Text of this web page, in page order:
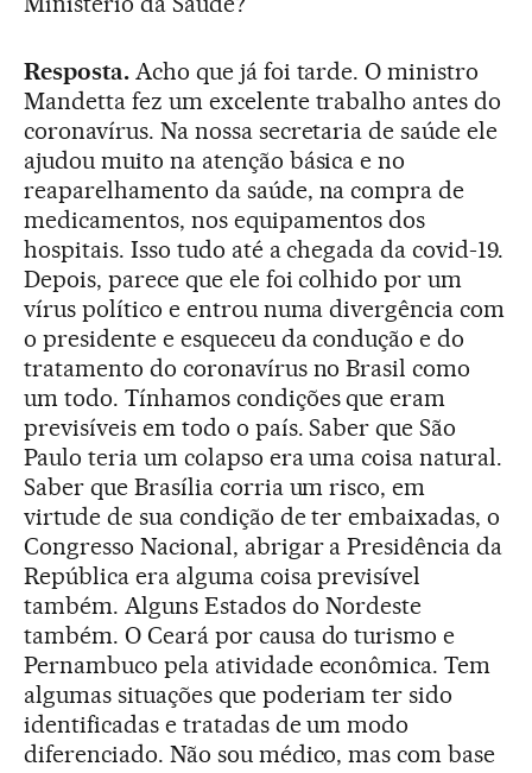
Resposta. Acho que já foi tarde. O ministro
Mandetta fez um excelente trabalho antes do
coronavírus. Na nossa secretaria de saúde ele
ajudou muito na atenção básica e no
reaparelhamento da saúde, na compra de
medicamentos, nos equipamentos dos
hospitais. Isso tudo até a chegada da covid-19.
Depois, parece que ele foi colhido por um
vírus político e entrou numa divergência com
o presidente e esqueceu da condução e do
tratamento do coronavírus no Brasil como
um todo. Tínhamos condições que eram
previsíveis em todo o país. Saber que São
Paulo teria um colapso era uma coisa natural.
Saber que Brasília corria um risco, em
virtude de sua condição de ter embaixadas, o
Congresso Nacional, abrigar a Presidência da
República era alguma coisa previsível
também. Alguns Estados do Nordeste
também. O Ceará por causa do turismo e
Pernambuco pela atividade econômica. Tem
algumas situações que poderiam ter sido
identificadas e tratadas de um modo
diferenciado. Não sou médico, mas com base